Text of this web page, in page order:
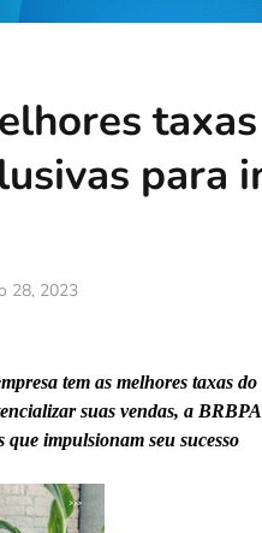
para
28, 2023
tem as melhores taxas
suas vendas, a
impulsionam seu sucesso